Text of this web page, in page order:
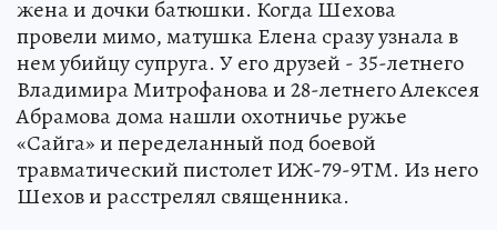
жена и дочки батюшки. Когда Шехова
провели мимо, матушка Елена сразу узнала в
нем убийцу супруга. У его друзей - 35-летнего
Владимира Митрофанова и 28-летнего Алексея
Абрамова дома нашли охотничье ружье
«Сайга» и переделанный под боевой
травматический пистолет ИЖ-79-9ТМ. Из него
Шехов и расстрелял священника.